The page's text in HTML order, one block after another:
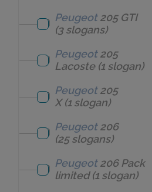
Peugeot 205 GTI
(3 slogans)
Peugeot 205
Lacoste(1 slogan)
Peugeot 205
X(1 slogan)
Peugeot 206
(25 slogans)
Peugeot 206 Pack
limited(1 slogan)